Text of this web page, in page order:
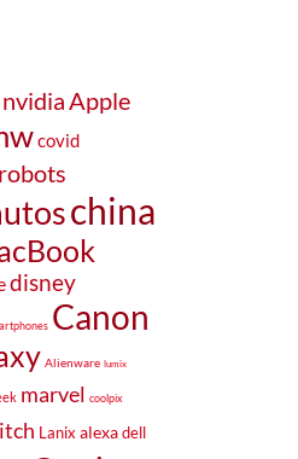
nvidia Apple
covid
robots
china
disney
Canon
Alienware lumix
marvel coolpix
Lanix alexa dell